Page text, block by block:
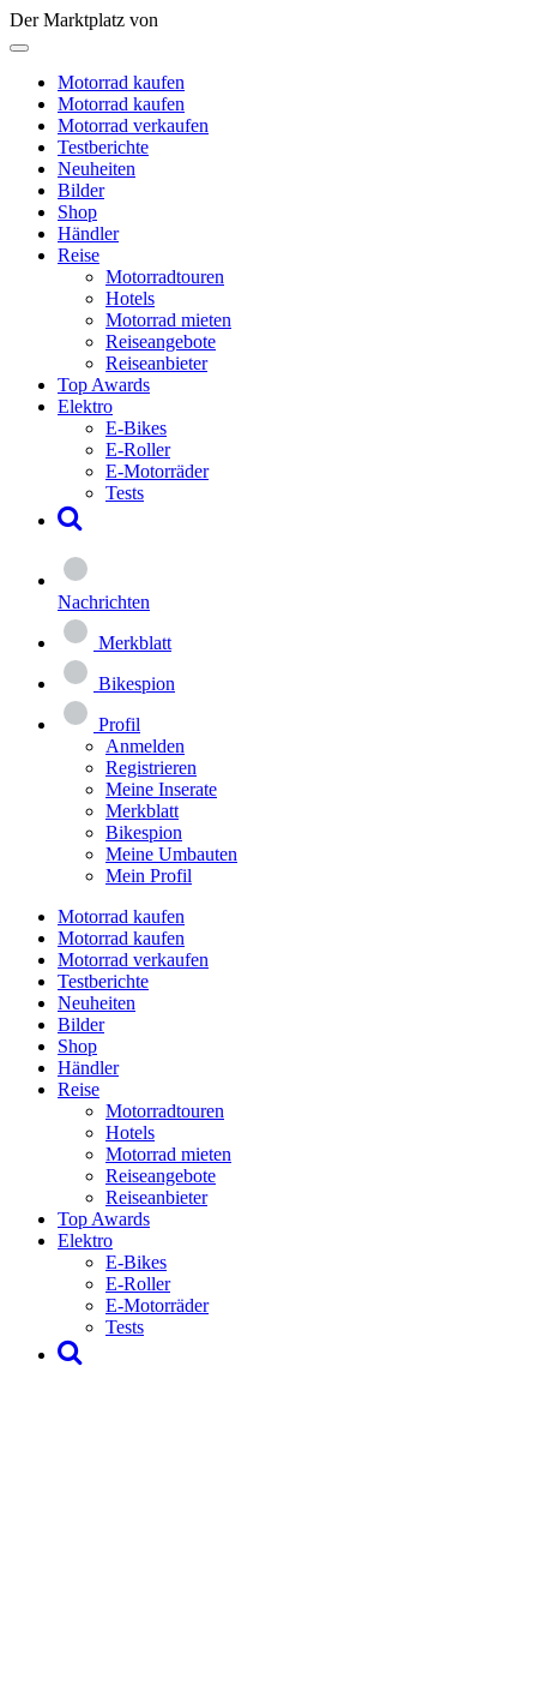
Der Marktplatz von
Motorrad kaufen
Motorrad kaufen
Motorrad verkaufen
Testberichte
Neuheiten
Bilder
Shop
Händler
Reise
Motorradtouren
Hotels
Motorrad mieten
Reiseangebote
Reiseanbieter
Top Awards
Elektro
E-Bikes
E-Roller
E-Motorräder
Tests
Nachrichten
Merkblatt
Bikespion
Profil
Anmelden
Registrieren
Meine Inserate
Merkblatt
Bikespion
Meine Umbauten
Mein Profil
Motorrad kaufen
Motorrad kaufen
Motorrad verkaufen
Testberichte
Neuheiten
Bilder
Shop
Händler
Reise
Motorradtouren
Hotels
Motorrad mieten
Reiseangebote
Reiseanbieter
Top Awards
Elektro
E-Bikes
E-Roller
E-Motorräder
Tests